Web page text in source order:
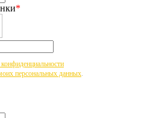
*
персональных данных.